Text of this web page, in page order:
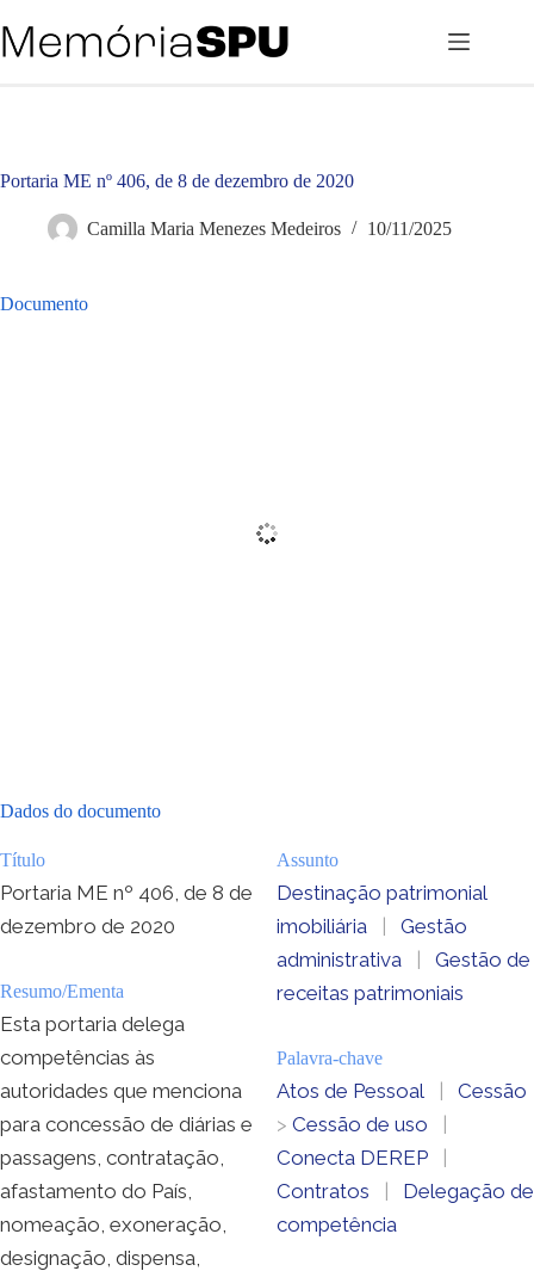
para
o
Portaria ME nº 406, de 8 de dezembro de 2020
Camilla Maria Menezes Medeiros 10/11/2025
Documento
Dados do documento
Título
Portaria ME nº 406, de 8 de
dezembro de 2020
Resumo/Ementa
Esta portaria delega
competências às
autoridades que menciona
para concessão de diárias e
passagens, contratação,
afastamento do País,
nomeação, exoneração,
designação, dispensa,
Assunto
Destinação patrimonial
imobiliária
|
Gestão
administrativa
|
Gestão de
receitas patrimoniais
Palavra-chave
Atos de Pessoal |
Cessão
> Cessão de uso
|
Conecta DEREP
|
Contratos
|
Delegação de
competência